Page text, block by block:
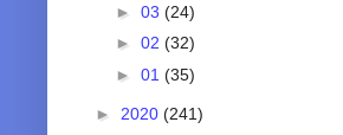
► 03 (24)
► 02 (32)
► 01 (35)
► 2020 (241)